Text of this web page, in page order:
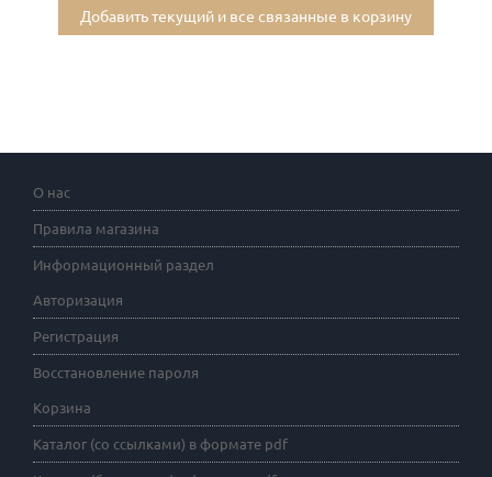
Добавить текущий и все связанные в корзину
О нас
Правила магазина
Информационный раздел
Авторизация
Регистрация
Восстановление пароля
Корзина
Каталог (со ссылками) в формате pdf